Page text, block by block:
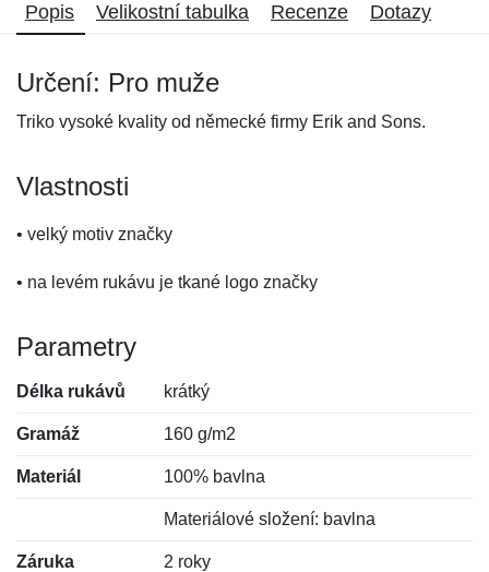
Popis Velikostní tabulka Recenze Dotazy
Určení: Pro muže
Triko vysoké kvality od německé firmy Erik and Sons.
Vlastnosti
• velký motiv značky
• na levém rukávu je tkané logo značky
Parametry
Délka rukávů krátký
Gramáž 160 g/m2
Materiál 100% bavlna
Materiálové složení: bavlna
Záruka 2 roky